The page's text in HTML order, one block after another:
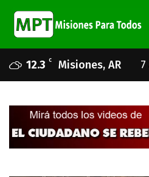
12.3 C Misiones, AR